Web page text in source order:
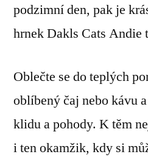
podzimní den, pak je
hrnek Dakls Cats Andie
Oblečte se do teplých
oblíbený čaj nebo kávu
klidu a pohody. K těm
i ten okamžik, kdy si